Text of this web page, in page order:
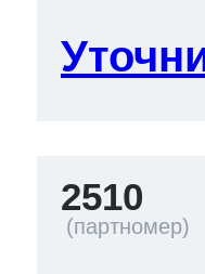
2510